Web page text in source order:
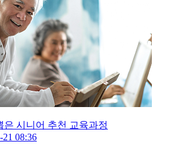
은 시니어 추천 교육과정
21 08:36